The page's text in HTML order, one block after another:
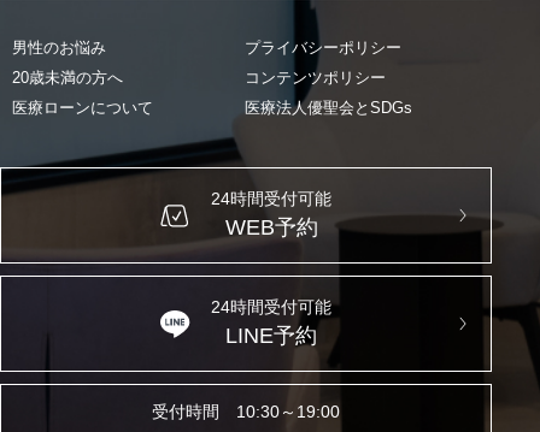
男性のお悩み
20歳未満の方へ
医療ローンについて
プライバシーポリシー
コンテンツポリシー
医療法人優聖会とSDGs
24時間受付可能
WEB予約
24時間受付可能
LINE予約
受付時間 10:30～19:00